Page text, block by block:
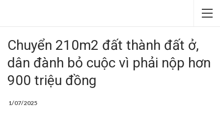
Chuyển 210m2 đất thành đất ở,
dân đành bỏ cuộc vì phải nộp hơn
900 triệu đồng
1/07/2025